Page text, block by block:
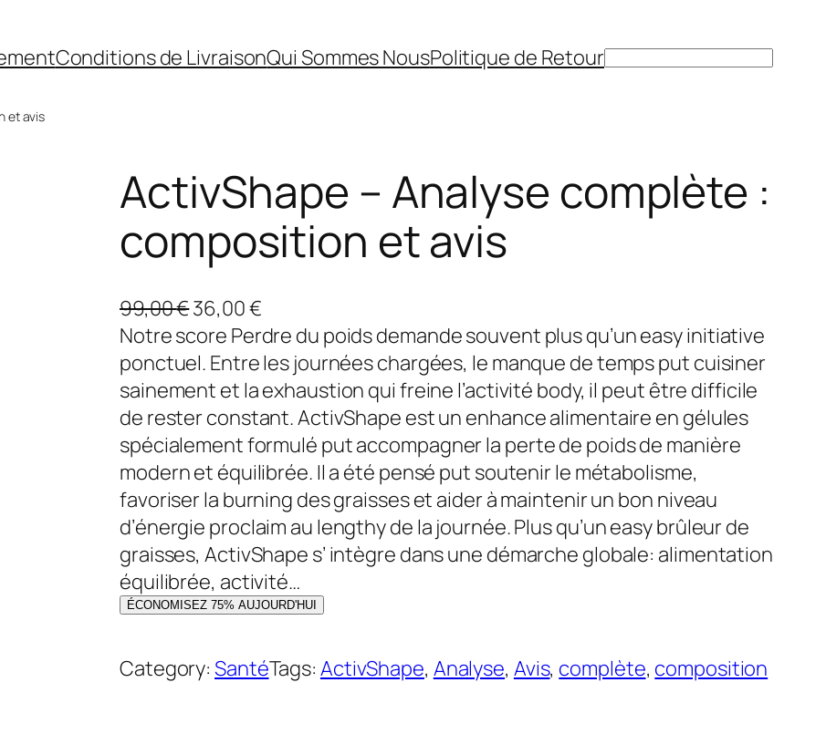
Conditions de LivraisonQui Sommes NousPolitique de RetourRechercher
et avis
ActivShape – Analyse complète :
composition et avis
99,00€L
e
p
r
i
x
i
n
i
t
i
a
é
t
36,00€L
e
p
r
i
x
a
c
t
u
e
l
s
Notre score Perdre du poids demande souvent plus qu’un easy initiative
ponctuel. Entre les journées chargées, le manque de temps put cuisiner
sainement et la exhaustion qui freine l’activité body, il peut être difficile
de rester constant. ActivShape est un enhance alimentaire en gélules
spécialement formulé put accompagner la perte de poids de manière
modern et équilibrée. Il a été pensé put soutenir le métabolisme,
favoriser la burning des graisses et aider à maintenir un bon niveau
d’énergie proclaim au lengthy de la journée. Plus qu’un easy brûleur de
graisses, ActivShape s’ intègre dans une démarche globale: alimentation
équilibrée, activité…
ÉCONOMISEZ 75% AUJOURD'HUI
Category:SantéTags: ActivShape, Analyse, Avis, complète, composition